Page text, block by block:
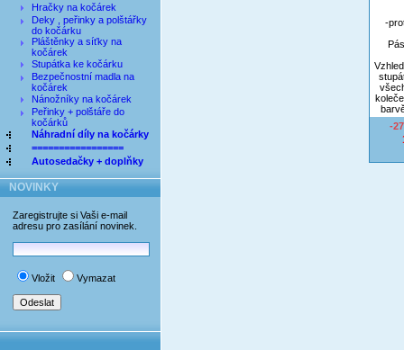
Hračky na kočárek
Deky , peřinky a polštářky
do kočárku
Pláštěnky a síťky na
kočárek
Stupátka ke kočárku
Bezpečnostní madla na
kočárek
Nánožníky na kočárek
Peřinky + polštáře do
kočárků
Náhradní díly na kočárky
=================
Autosedačky + doplňky
NOVINKY
Zaregistrujte si Vaši e-mail
adresu pro zasílání novinek.
Vložit Vymazat
-
-